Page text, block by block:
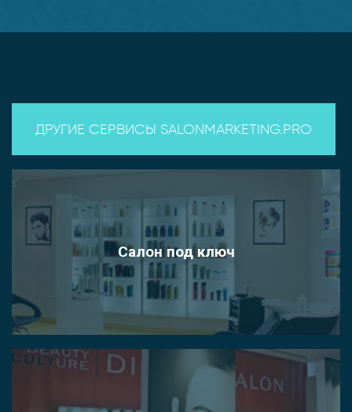
ДРУГИЕ СЕРВИСЫ SALONMARKETING.PRO
Салон под ключ